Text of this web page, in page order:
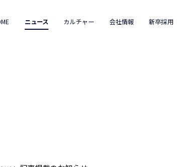
ニュース カルチャー 会社情報 新卒採用